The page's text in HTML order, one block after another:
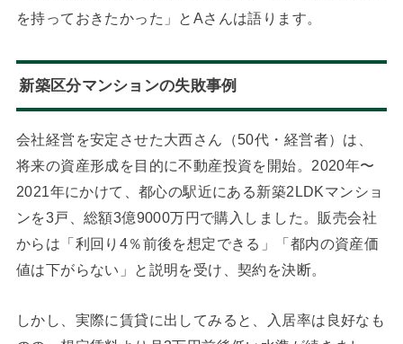
を持っておきたかった」とAさんは語ります。
新築区分マンションの失敗事例
会社経営を安定させた大西さん（50代・経営者）は、
将来の資産形成を目的に不動産投資を開始。2020年〜
2021年にかけて、都心の駅近にある新築2LDKマンショ
ンを3戸、総額3億9000万円で購入しました。販売会社
からは「利回り4％前後を想定できる」「都内の資産価
値は下がらない」と説明を受け、契約を決断。
しかし、実際に賃貸に出してみると、入居率は良好なも